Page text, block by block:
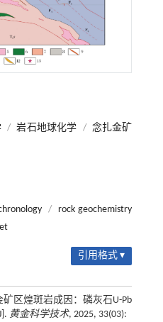
/ 岩石地球化学 / 念扎金矿
/
rock geochemistry
引用格式 ▾
区煌斑岩成因：磷灰石U-Pb
黄金科学技术, 2025, 33(03):